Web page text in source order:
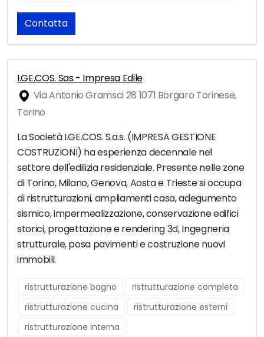
Contatta
I.GE.COS. Sas - Impresa Edile
Via Antonio Gramsci 28 1071 Borgaro Torinese,
Torino
La Società I.GE.COS. S.a.s. (IMPRESA GESTIONE
COSTRUZIONI) ha esperienza decennale nel
settore dell'edilizia residenziale. Presente nelle zone
di Torino, Milano, Genova, Aosta e Trieste si occupa
di ristrutturazioni, ampliamenti casa, adegumento
sismico, impermealizzazione, conservazione edifici
storici, progettazione e rendering 3d, Ingegneria
strutturale, posa pavimenti e costruzione nuovi
immobili.
ristrutturazione bagno
ristrutturazione completa
ristrutturazione cucina
ristrutturazione esterni
ristrutturazione interna